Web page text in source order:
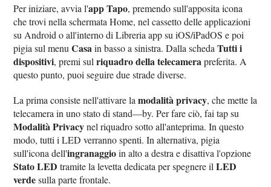
Per iniziare, avvia l'app Tapo, premendo sull'apposita icona
che trovi nella schermata Home, nel cassetto delle applicazioni
su Android o all'interno di Libreria app su iOS/iPadOS e poi
pigia sul menuCasa in basso a sinistra. Dalla schedaTutti i
dispositivi, premi sulriquadro della telecamera preferita. A
questo punto, puoi seguire due strade diverse.
La prima consiste nell'attivare lamodalità privacy, che mette la
telecamera in uno stato di stand—by. Per fare ciò, fai tap su
Modalità Privacynel riquadro sotto all'anteprima. In questo
modo, tutti i LED verranno spenti. In alternativa, pigia
sull'icona dell'ingranaggioin alto a destra e disattiva l'opzione
Stato LED tramite la levetta dedicata per spegnere ilLED
verdesulla parte frontale.